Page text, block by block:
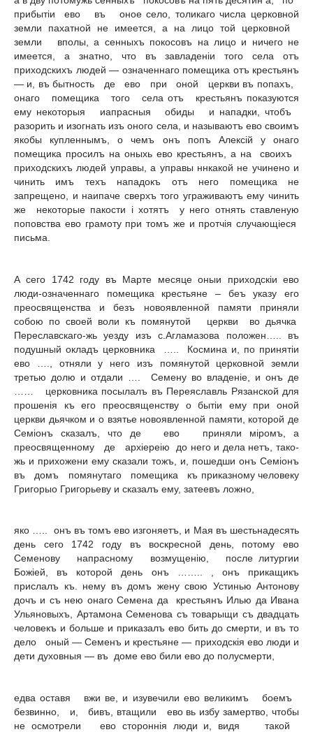
прибытiи ево въ оное село, толикаго числа церковной
земли пахатной не имеется, а на лицо той церковной
земли вполы, а сенныхъ покосовъ на лицо и ничего не
имеется, а знатно, что въ завладенiи того cелa отъ
приходскихъ людей — означеннаго помещика отъ крестьянъ
— и, въ бытность де ево при оной церкви въ попахъ,
онаго помещика того села отъ крестьянъ показуются
ему некоторыя иапрасныя обиды и нападки, чтобъ
разорить и изогнать изъ оного села, и называютъ ево своимъ
якобы купленнымъ, о чемъ онъ попъ Алексiй у онаго
помещика просилъ на оныхь ево крестьянъ, а на своихъ
приходскихъ людей управы, а управы ннкакой не учинено и
чинить имъ техъ нападокъ отъ него помещика не
запрещено, и наипаче сверхъ того уграживаютъ ему чинить
же некоторые пакости i хотятъ у него отнять ставленую
поповства ево грамоту при томъ же и протчiя случающiеся
письма.
А сего 1742 году въ Марте месяце оныи приходскiи ево
люди-означеннаго помещика крестьяне – беъ указу его
преосвященства и безъ новоявленной памяти приняли
собою по своей воли къ помянутой церкви во дьячка
Переславскаго-жь уезду изъ с.Агламазова положен….. въ
подушный окладъ церковника ….. Космина и, по принятiи
ево …., отняли у него изъ помянутой церковной земли
третью долю и отдали …. Семену во владенiе, и онъ де
…… церковника посылалъ въ Переяславль Рязанской для
прошенiя къ его преосвященству о бытiи ему при оной
церкви дьячком и о взятье новоявленной памяти, которой де
Семiонъ сказалъ, что де ево приняли мiромъ, а
преосвященному де apxiepeiю до него и дела нетъ, тако-
жь и прихожени ему сказали тожъ, и, пошедши онъ Ceмiонъ
въ домъ помянутаго помещика къ приказному человеку
Григорыо Григорьеву и сказалъ ему, затеевъ ложно,
яко ….. онъ въ томъ ево изгоняетъ, и Мая въ шестьнадесять
день сего 1742 году въ воскресной день, потому ево
Семенову напрасному возмущенiю, после литургии
Божiей, въ которой день онъ …….. , онъ прикащикъ
прислалъ къ. нему въ домъ жену свою Устинью Антонову
дочъ и съ нею онаго Семена да крестьянъ Илью да Ивана
Ульяновыхъ, Артамона Семенова съ товарыщи съ двадцать
человекъ и больше и приказалъ ево бить до смерти, и въ то
дело оный — Семенъ и крестьяне — приходскiя ево люди и
дети духовныя — въ доме ево били ево до полусмерти,
едва оставя вжи ве, и изувечили ево великимъ боемъ
безвинно, и, бивъ, втащили ево вь избу замертво, чтобы
не осмотрели ево стороннiя люди и, видя такой